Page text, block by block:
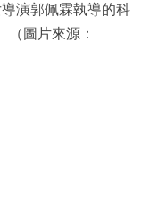
演郭佩霖執導的科
（圖片來源：